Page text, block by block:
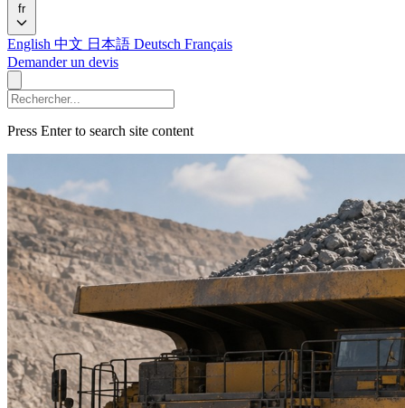
fr
English 中文 日本語 Deutsch Français
Demander un devis
Press Enter to search site content